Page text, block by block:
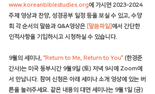
www.koreanbiblestudies.org에 가시면 2023-2024
주제 영상과 찬양, 성경공부 일정 등을 보실 수 있고, 수양
회 각 순서의 말씀과 Q&A영상은
[말씀파일] 에서 간단한
인적사항을 기입하시고 시청하실 수 있습니다.
9월의 세미나, “Return to Me, Return to You” (한경준
간사)는 미국 동부시간 9월9일 (토) 저녁 9시 에 Zoom에
서 만납니다. 참여 신청은 아래 세미나 소개 영상에 있는 버
튼을 눌러주세요. 같은 내용의 대면 세미나는 9월1일 (금)